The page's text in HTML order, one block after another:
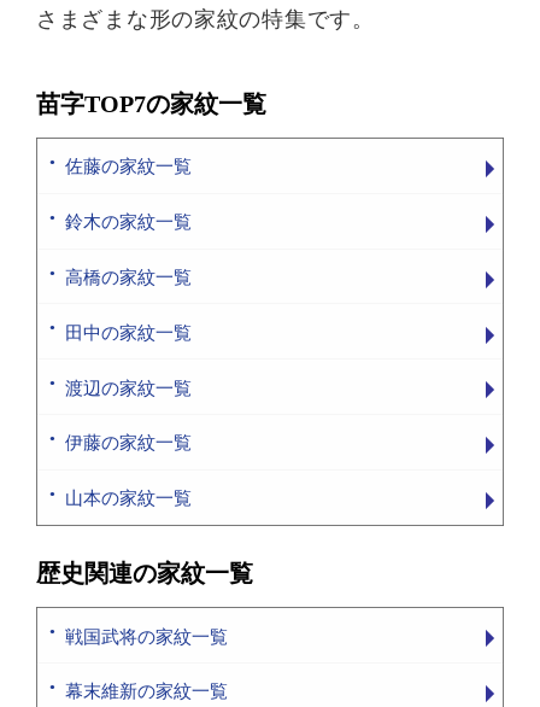
さまざまな形の家紋の特集です。
苗字TOP7の家紋一覧
佐藤の家紋一覧
鈴木の家紋一覧
高橋の家紋一覧
田中の家紋一覧
渡辺の家紋一覧
伊藤の家紋一覧
山本の家紋一覧
歴史関連の家紋一覧
戦国武将の家紋一覧
幕末維新の家紋一覧